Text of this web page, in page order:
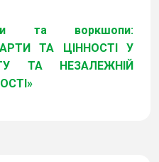
та воркшопи:
ТА ЦІННОСТІ У
ТА НЕЗАЛЕЖНІЙ